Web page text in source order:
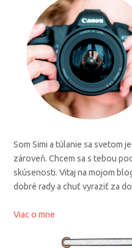
Som Simi a túlanie sa svetom
zároveň. Chcem sa s tebou
skúsenosti. Vitaj na mojom
dobré rady a chuť vyraziť za
Viac o mne